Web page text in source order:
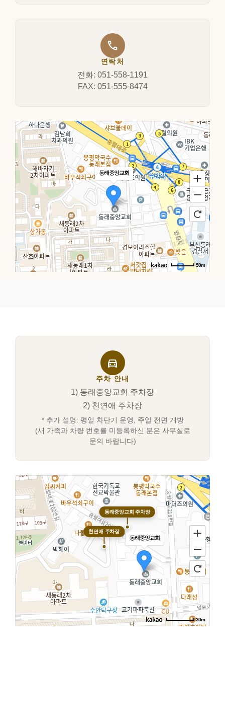
call
연락처
전화: 051-558-1191
FAX: 051-555-8474
동래중앙교회
50m
directions_car
주차 안내
1) 동래중앙교회 주차장
2) 천연애 주차장
* 추가 설명: 평일 차단기 운영, 주일 전면 개방
(새 가족과 차량 번호를 미등록하신 분은 사무실로
문의 바랍니다)
동래중앙교회 주차장
천연애 주차장
동래중앙교회
30m